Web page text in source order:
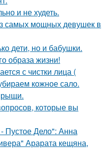
и не худеть.
самых мощных девушек в
дети, но и бабушки.
образа жизни!
с чистки лица (
кожное сало.
которые вы
Пустое Дело": Анна
Арарата кещяна,